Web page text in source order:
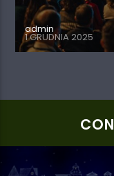
admin
1 GRUDNIA 2025